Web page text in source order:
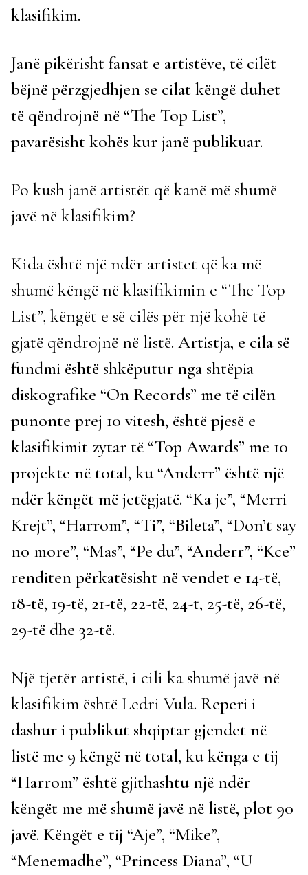
klasifikim.
Janë pikërisht fansat e artistëve, të cilët
bëjnë përzgjedhjen se cilat këngë duhet
të qëndrojnë në “The Top List”,
pavarësisht kohës kur janë publikuar.
Po kush janë artistët që kanë më shumë
javë në klasifikim?
Kida është një ndër artistet që ka më
shumë këngë në klasifikimin e “The Top
List”, këngët e së cilës për një kohë të
gjatë qëndrojnë në listë. Artistja, e cila së
fundmi është shkëputur nga shtëpia
diskografike “On Records” me të cilën
punonte prej 10 vitesh, është pjesë e
klasifikimit zytar të “Top Awards” me 10
projekte në total, ku “Anderr” është një
ndër këngët më jetëgjatë. “Ka je”, “Merri
Krejt”, “Harrom”, “Ti”, “Bileta”, “Don’t say
no more”, “Mas”, “Pe du”, “Anderr”, “Kce”
renditen përkatësisht në vendet e 14-të,
18-të, 19-të, 21-të, 22-të, 24-t, 25-të, 26-të,
29-të dhe 32-të.
Një tjetër artistë, i cili ka shumë javë në
klasifikim është Ledri Vula. Reperi i
dashur i publikut shqiptar gjendet në
listë me 9 këngë në total, ku kënga e tij
“Harrom” është gjithashtu një ndër
këngët me më shumë javë në listë, plot 90
javë. Këngët e tij “Aje”, “Mike”,
“Menemadhe”, “Princess Diana”, “U